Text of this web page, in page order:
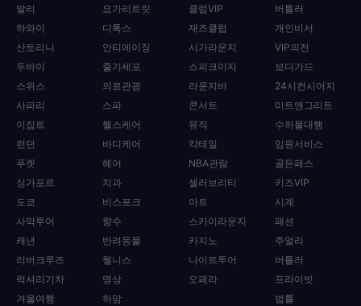
발리
하와이
산토리니
두바이
스위스
사파리
이집트
런던
푸켓
싱가포르
도쿄
사막투어
캐년
리버크루즈
럭셔리기차
겨울여행
요가리트릿
디톡스
안티에이징
줄기세포
의료관광
스파
헬스케어
바디케어
헤어
치과
비스포크
향수
반려동물
웰니스
명상
하맘
클럽VIP
재즈클럽
시가라운지
스피크이지
라운지바
콘서트
뮤직
칵테일
NBA관람
셀러브리티
아트
스카이라운지
카지노
나이트투어
오페라
버틀러
개인비서
VIP의전
보디가드
24시컨시어지
미트앤그리트
수하물대행
임원서비스
골든패스
키즈VIP
시계
패션
주얼리
버틀러
프라이빗
법률